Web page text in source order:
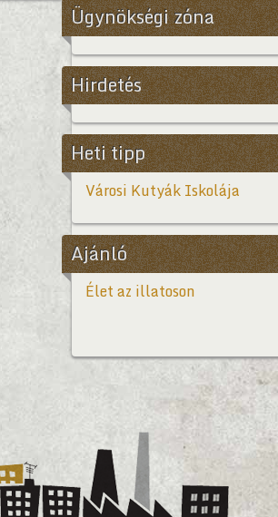
Ügynökségi zóna
Hirdetés
Heti tipp
Városi Kutyák Iskolája
Ajánló
Élet az illatoson